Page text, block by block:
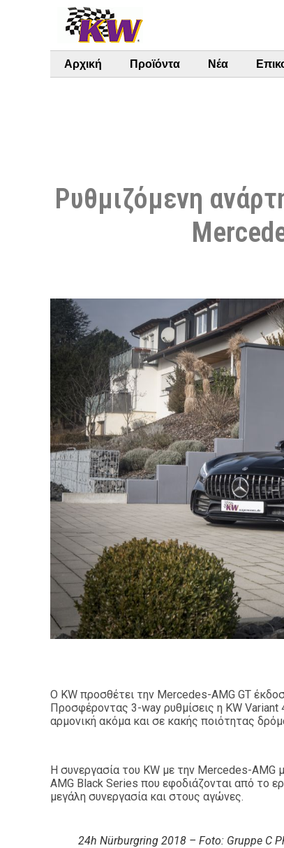
Αρχική Προϊόντα Νέα
Ρυθμιζόμενη
O KW προσθέτει την Mercedes-AMG GT
Προσφέροντας 3-way ρυθμίσεις η KW
αρμονική ακόμα και σε κακής ποιότητας
Η συνεργασία του KW με την Mercedes-AMG
AMG Black Series που εφοδιάζονται από το
μεγάλη συνεργασία και στους αγώνες.
24h Nürburgring 2018 – Foto: Gruppe C